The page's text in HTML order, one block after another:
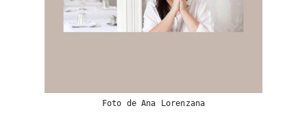
Foto de Ana Lorenzana